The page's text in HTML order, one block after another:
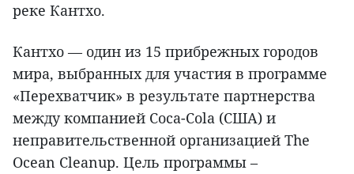
реке Кантхо.
Кантхо — один из 15 прибрежных городов
мира, выбранных для участия в программе
«Перехватчик» в результате партнерства
между компанией Coca-Cola (США) и
неправительственной организацией The
Ocean Cleanup. Цель программы –